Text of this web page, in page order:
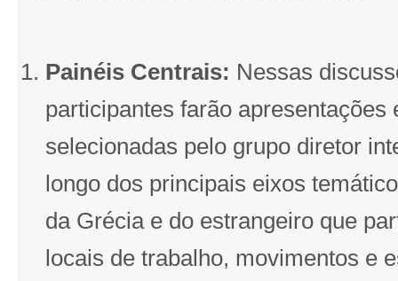
Painéis Centrais: Nessas
participantes farão apresentações
selecionadas pelo grupo diretor
longo dos principais eixos
da Grécia e do estrangeiro que
locais de trabalho, movimentos e